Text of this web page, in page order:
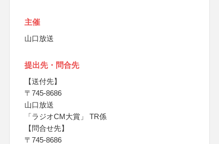
主催
山口放送
提出先・問合先
【送付先】
〒745‐8686
山口放送
「ラジオCM大賞」 TR係
【問合せ先】
〒745-8686